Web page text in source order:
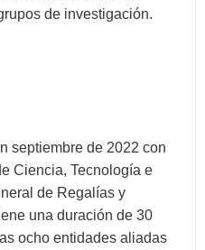
de investigación.
septiembre de 2022 con
Ciencia, Tecnología e
de Regalías y
una duración de 30
ocho entidades aliadas